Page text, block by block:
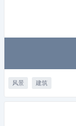
风景 建筑